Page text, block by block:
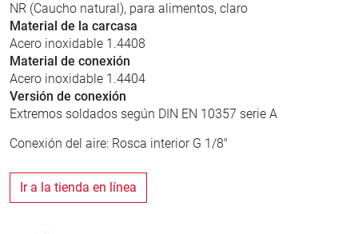
NR (Caucho natural), para alimentos, claro
Material de la carcasa
Acero inoxidable 1.4408
Material de conexión
Acero inoxidable 1.4404
Versión de conexión
Extremos soldados según DIN EN 10357 serie A
Conexión del aire: Rosca interior G 1/8"
Ir a la tienda en línea